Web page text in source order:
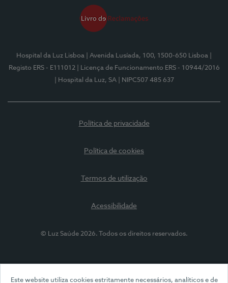
Este website utiliza cookies estritamente necessários, analíticos e de
Hospital da Luz Lisboa | Avenida Lusíada, 100, 1500-650 Lisboa
Registo ERS - E111012
| Licença de Funcionamento ERS - 10944/2016
| Hospital da Luz, SA
| NIPC507 485 637
Política de privacidade
Política de cookies
Termos de utilização
Acessibilidade
© Luz Saúde 2026. Todos os direitos reservados.